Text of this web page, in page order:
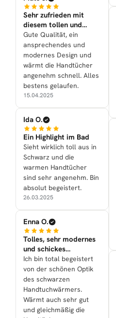
Sehr zufrieden mit
diesem tollen und
schönen Kauf
Gute Qualität, ein
ansprechendes und
modernes Design und
wärmt die Handtücher
angenehm schnell. Alles
bestens gelaufen.
15.04.2025
Ida O.
Ein Highlight im Bad
Sieht wirklich toll aus in
Schwarz und die
warmen Handtücher
sind sehr angenehm. Bin
absolut begeistert.
26.03.2025
Enna O.
Tolles, sehr modernes
und schickes
Designstück für uns alle
nun!
Ich bin total begeistert
von der schönen Optik
des schwarzen
Handtuchwärmers.
Wärmt auch sehr gut
und gleichmäßig die